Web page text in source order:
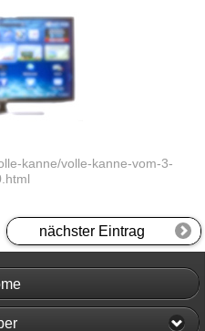
kanne/volle-kanne-vom-3-
nächster Eintrag